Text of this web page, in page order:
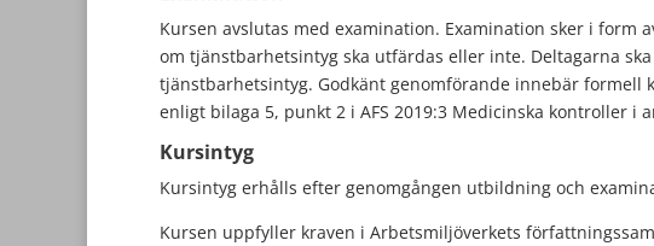
Kursen avslutas med examination. Examination sker i form
om tjänstbarhetsintyg ska utfärdas eller inte. Deltagarna
tjänstbarhetsintyg. Godkänt genomförande innebär formell
enligt bilaga 5, punkt 2 i AFS 2019:3 Medicinska kontroller i
Kursintyg
Kursintyg erhålls efter genomgången utbildning och
Kursen uppfyller kraven i Arbetsmiljöverkets